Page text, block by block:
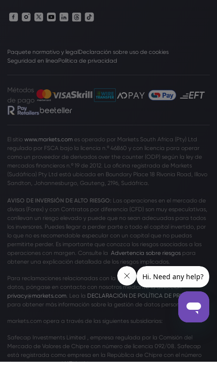
Paquete normativo y legalDeclaración sobre uso de cookies
Seguridad en líneaPolítica de privacidad
Métodos
de pago
El sitio www.markets.com es operado por Markets South Africa (Pty) Ltd
regulado por FSCA bajo la licencia n.º 46860 y con licencia para operar
como un proveedor de derivados over the counter (ODP) según la ley de
mercados financieros n.º 19 de 2012. La oficina registrada de Markets
(Sudáfrica) Pty Ltd está ubicada en Boundary Place 18 Rivonia Road, Illovo
Sandton, Johannesburgo, Gauteng, 2196, Sudáfrica.
AVISO DE INVERSIÓN DE ALTO RIESGO: Las operaciones en el mercado de
divisas (Forex) y con Contratos por diferencia (CFD) son muy especulativas,
conllevan un riesgo elevado y puede que no sean adecuadas para todos
los inversores. Puedes llegar a perder parte o todo el capital invertido, por
lo que no es recomendable especular con un capital que no puedas
permitirte perder. Es importante que conozca los riesgos asociados a las
operaciones con margen. Consulte la Advertencia sobre riesgos para
obtener una explicación detallada de los riesgos implicados.
Para reclamaciones relacionadas con la privacidad y la protección de
datos, póngase en contacto con nosotros mediante la dirección
privacy@markets.com . Lea la DECLARACIÓN DE POLÍTICA DE PRIVACIDAD
para obtener más información sobre la gestión de datos personales.
markets.com opera a través de las siguientes subsidiarias:
Safecap Investments Limited , empresa regulada por la Comisión del
Mercado de Valores de Chipre con número de licencia 092/08. Safecap
está registrada como empresa en la República de Chipre con el número
de registro mercantil ΗΕ186196.